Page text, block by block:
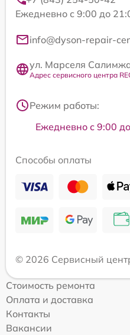
Ежедневно с 9:00 до
info@dyson-repair-
ул. Марселя
Адрес сервисного центра
Режим работы:
Ежедневно с 9:00
Способы оплаты
© 2026 Сервисный
Стоимость ремонта
Оплата и доставка
Контакты
Вакансии